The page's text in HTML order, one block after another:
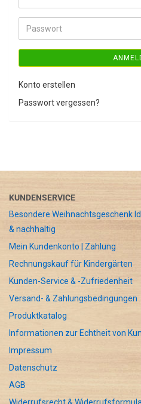
Mail-
Adresse
Passwort
Konto erstellen
Passwort vergessen?
KUNDENSERVICE
Besondere Weihnachtsgeschenk
& nachhaltig
Mein Kundenkonto | Zahlung
Rechnungskauf für Kindergärten
Kunden-Service & -Zufriedenheit
Versand- & Zahlungsbedingungen
Produktkatalog
Informationen zur Echtheit von
Impressum
Datenschutz
AGB
Widerrufsrecht &